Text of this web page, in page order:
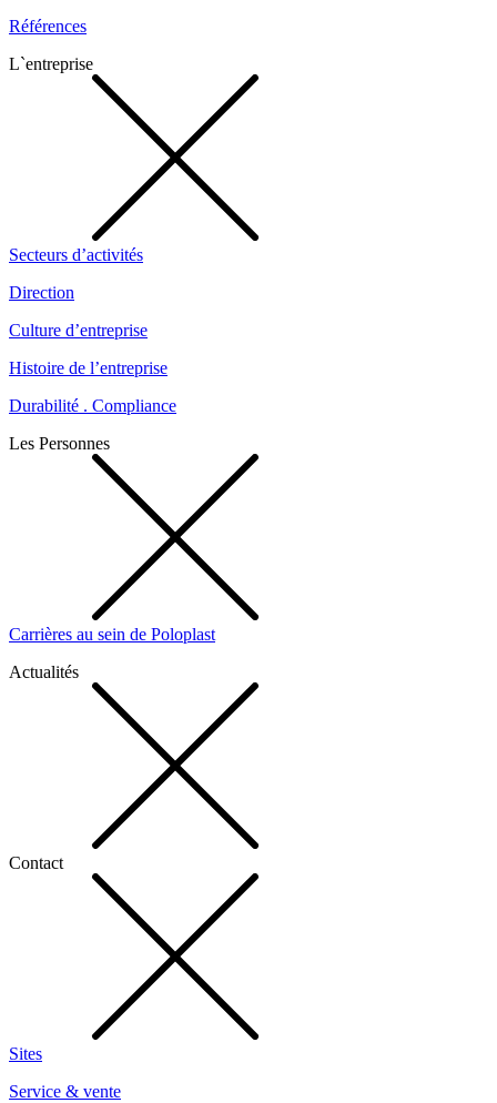
Références
L`entreprise
Secteurs d’activités
Direction
Culture d’entreprise
Histoire de l’entreprise
Durabilité . Compliance
Les Personnes
Carrières au sein de Poloplast
Actualités
Contact
Sites
Service & vente